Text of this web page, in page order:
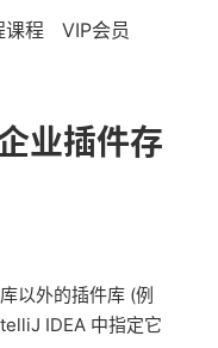
课程 VIP会员
业插件存
以外的插件库 (例
IDEA 中指定它